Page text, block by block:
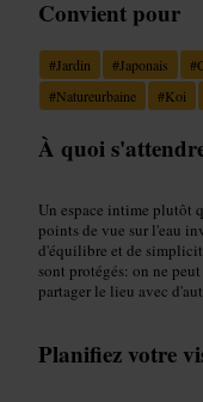
Convient pour
#Jardin #Japonais #
#Natureurbaine #Koi
À quoi
Un espace intime plutôt
points de vue sur l'eau
d'équilibre et de
sont protégés: on ne
partager le lieu avec
Planifiez votre